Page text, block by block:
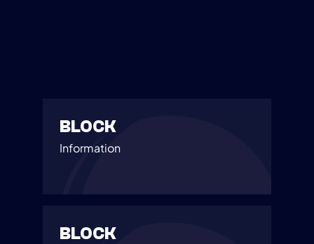
BLOCK
Information
BLOCK